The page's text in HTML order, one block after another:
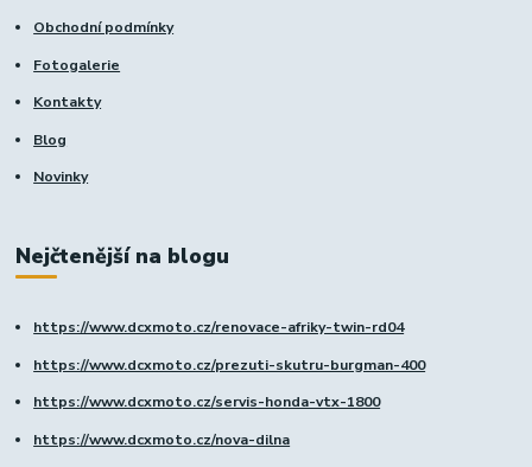
Obchodní podmínky
Fotogalerie
Kontakty
Blog
Novinky
Nejčtenější na blogu
https://www.dcxmoto.cz/renovace-afriky-twin-rd04
https://www.dcxmoto.cz/prezuti-skutru-burgman-400
https://www.dcxmoto.cz/servis-honda-vtx-1800
https://www.dcxmoto.cz/nova-dilna